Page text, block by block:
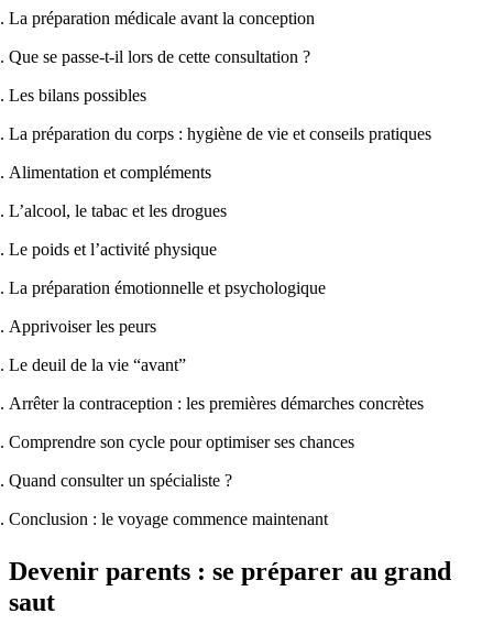
La préparation médicale avant la conception
Que se passe-t-il lors de cette consultation ?
Les bilans possibles
La préparation du corps : hygiène de vie et conseils pratiques
Alimentation et compléments
L’alcool, le tabac et les drogues
Le poids et l’activité physique
La préparation émotionnelle et psychologique
Apprivoiser les peurs
Le deuil de la vie “avant”
Arrêter la contraception : les premières démarches concrètes
Comprendre son cycle pour optimiser ses chances
Quand consulter un spécialiste ?
Conclusion : le voyage commence maintenant
Devenir parents : se préparer au grand
saut